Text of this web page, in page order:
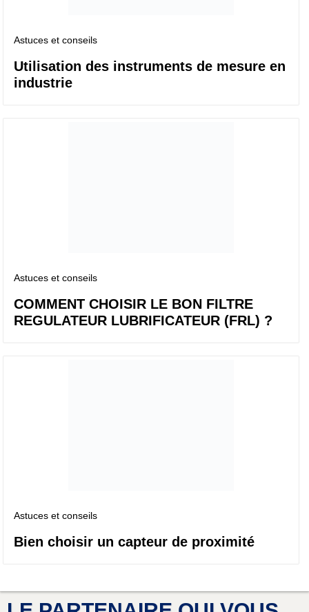
Astuces et conseils
Utilisation des instruments de mesure en
industrie
Astuces et conseils
COMMENT CHOISIR LE BON FILTRE
REGULATEUR LUBRIFICATEUR (FRL) ?
Astuces et conseils
Bien choisir un capteur de proximité